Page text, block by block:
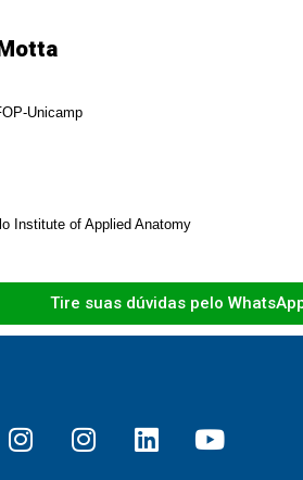
Unicamp
Institute of Applied Anatomy
Tire suas dúvidas pelo